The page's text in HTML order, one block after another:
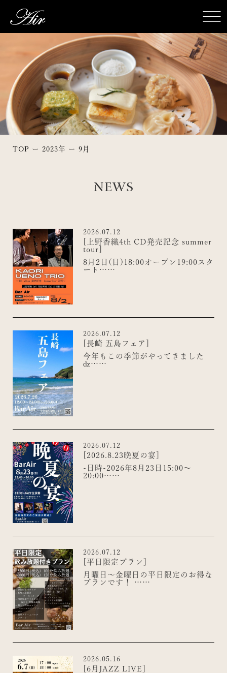
TOP 2023年 9月
NEWS
2026.07.12
[上野香織4th CD発売記念 summer
tour]
8月2日(日)18:00オープン19:00スタ
ート……
2026.07.12
[長崎 五島フェア]
今年もこの季節がやってきました
ǳ……
2026.07.12
[2026.8.23晩夏の宴]
-日時-2026年8月23日15:00〜
20:00……
2026.07.12
[平日限定プラン]
月曜日〜金曜日の平日限定のお得な
プランです！ ……
2026.05.16
[6月JAZZ LIVE]